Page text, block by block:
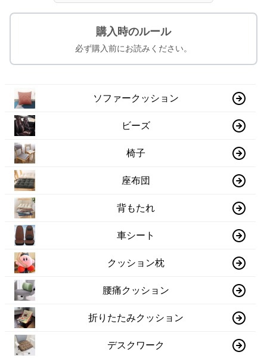
購入時のルール
必ず購入前にお読みください。
ソファークッション
ビーズ
椅子
座布団
背もたれ
車シート
クッション枕
腰痛クッション
折りたたみクッション
デスクワーク